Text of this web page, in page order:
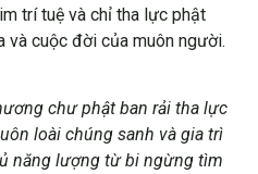
trí tuệ và chỉ tha lực phật
và cuộc đời của muôn người.
chư phật ban rải tha lực
loài chúng sanh và gia trì
năng lượng từ bi ngừng tìm